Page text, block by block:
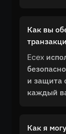
Как вы
Ecex
и защита
каждый
Как я